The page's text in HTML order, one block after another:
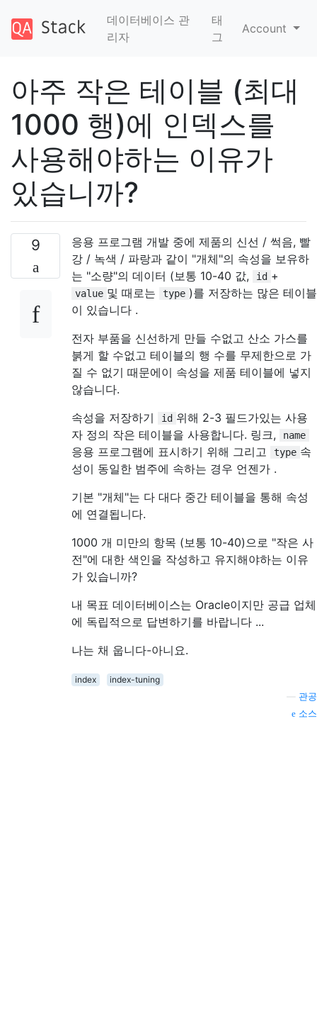
데이터베이스 관
리자
태
그
Account
아주 작은 테이블 (최대
1000 행)에 인덱스를
사용해야하는 이유가
있습니까?
9
응용 프로그램 개발 중에 제품의 신선 / 썩음, 빨
강 / 녹색 / 파랑과 같이 "개체"의 속성을 보유하
는 "소량"의 데이터 (보통 10-40 값,
id +
value 및 때로는 type )를 저장하는 많은 테이블
이 있습니다 .
전자 부품을 신선하게 만들 수없고 산소 가스를
붉게 할 수없고 테이블의 행 수를 무제한으로 가
질 수 없기 때문에이 속성을 제품 테이블에 넣지
않습니다.
속성을 저장하기
id 위해 2-3 필드가있는 사용
자 정의 작은 테이블을 사용합니다. 링크,
name
응용 프로그램에 표시하기 위해 그리고 type 속
성이 동일한 범주에 속하는 경우 언젠가 .
기본 "개체"는 다 대다 중간 테이블을 통해 속성
에 연결됩니다.
1000 개 미만의 항목 (보통 10-40)으로 "작은 사
전"에 대한 색인을 작성하고 유지해야하는 이유
가 있습니까?
내 목표 데이터베이스는 Oracle이지만 공급 업체
에 독립적으로 답변하기를 바랍니다 ...
나는 채 웁니다-아니요.
index
index-tuning
관공
소스